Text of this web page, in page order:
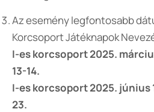
Az esemény legfontosabb
Korcsoport Játéknapok
I-es korcsoport 2025.
13-14.
I-es korcsoport 2025. június
23.